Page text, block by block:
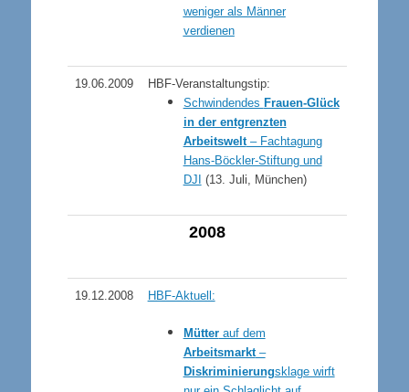
weniger als Männer
verdienen
19.06.2009
HBF-Veranstaltungstip:
Schwindendes Frauen-Glück
in der entgrenzten
Arbeitswelt– Fachtagung
Hans-Böckler-Stiftung und
DJI (13. Juli, München)
2008
19.12.2008 HBF-Aktuell:
Mütterauf dem
Arbeitsmarkt–
Diskriminierungsklage wirft